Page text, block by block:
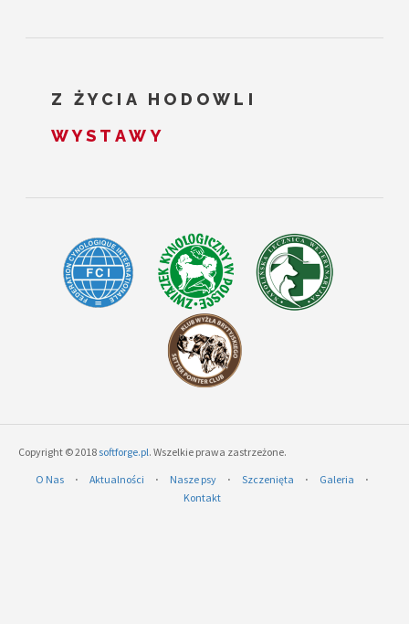
Z ŻYCIA HODOWLI
WYSTAWY
Copyright © 2018 softforge.pl. Wszelkie prawa zastrzeżone.
O Nas
⋅ Aktualności ⋅ Nasze psy ⋅ Szczenięta ⋅ Galeria
⋅
Kontakt